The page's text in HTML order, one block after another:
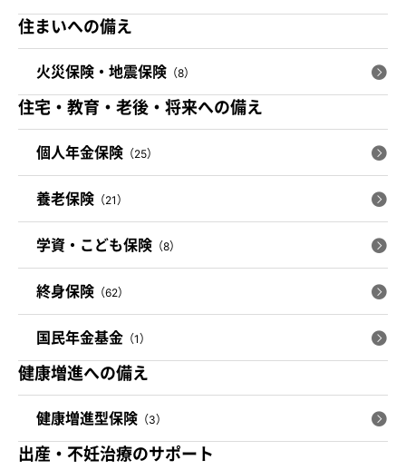
住まいへの備え
火災保険・地震保険 （8）
住宅・教育・老後・将来への備え
個人年金保険 （25）
養老保険 （21）
学資・こども保険 （8）
終身保険 （62）
国民年金基金 （1）
健康増進への備え
健康増進型保険 （3）
出産・不妊治療のサポート